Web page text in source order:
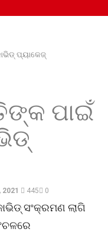
ପ୍ୟାକେଜ୍
ପାଇଁ
2021 445 0
ସଂକ୍ରମଣ ଲାଗି